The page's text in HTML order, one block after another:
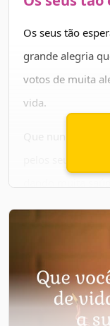
Os seus tão
grande alegria
votos de muita
vida.
Que nunca lhe
pelos seus
Nunca deixe de
Aproveite esse
aniversário!